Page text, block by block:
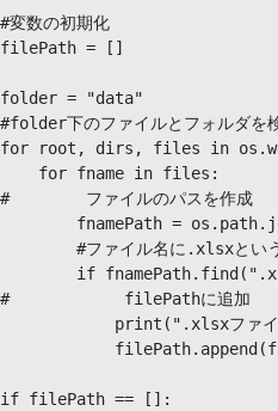
#変数の初期化
filePath = []
folder = "data"
#folder下のファイルとフォルダを
for root, dirs, files in
    for fname in files:
#        ファイルのパスを作成
fnamePath =
#ファイル名に.xlsxとい
if
#            filePathに追加
print(".xlsxファ
if filePath == []: